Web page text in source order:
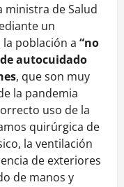
ministra de Salud
un
población a “no
autocuidado
, que son muy
la pandemia
uso de la
quirúrgica de
la ventilación
de exteriores
de manos y